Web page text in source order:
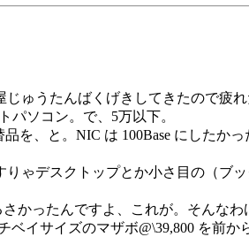
ゅうたんばくげきしてきたので疲
パソコン。で、5万以下。
、と。NIC は 100Base にしたか
ゃデスクトップとか小さ目の（ブ
かったんですよ、これが。そんなわ
イサイズのマザボ@\39,800 を前